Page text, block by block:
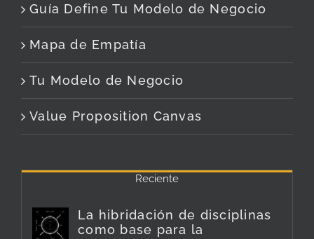
Guía Define Tu Modelo de Negocio
Mapa de Empatía
Tu Modelo de Negocio
Value Proposition Canvas
Reciente
La hibridación de disciplinas
como base para la